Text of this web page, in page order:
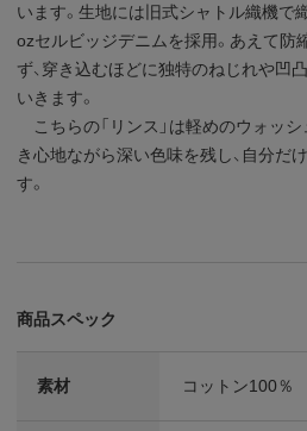
います。生地には旧式シャトル織機で
ozセルビッジデニムを採用。あえて防
ず、穿き込むほどに独特のねじれや凹
いきます。
こちらの「リンス」は軽めのウォッ
き心地ながら深い色味を残し、自分だ
す。
商品スペック
素材 コットン100％